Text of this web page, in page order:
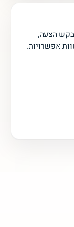
הצעה,
אפשרויות.